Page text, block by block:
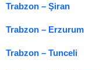
Trabzon – Şiran
Trabzon – Erzurum
Trabzon – Tunceli